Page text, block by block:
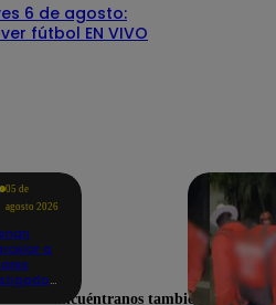
6 de agosto:
fútbol EN VIVO
05 de
agosto 2026
a
Encuéntranos también en